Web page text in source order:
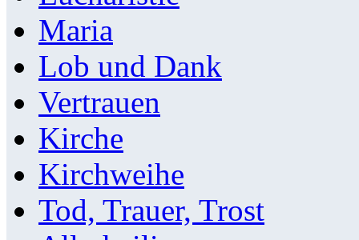
Maria
Lob und Dank
Vertrauen
Kirche
Kirchweihe
Tod, Trauer, Trost